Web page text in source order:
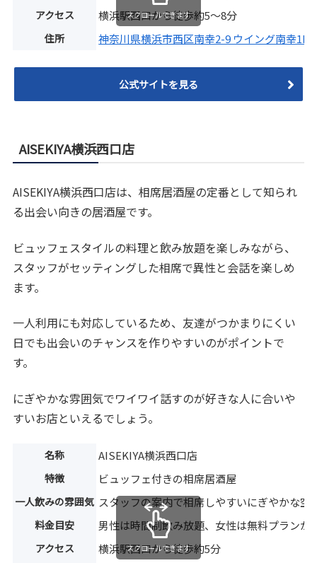
アクセス 横浜駅西口から徒歩約5〜8分
住所 神奈川県横浜市西区南幸2-9 ウイング南幸1F
スクロールできます
公式サイトを見る
AISEKIYA横浜西口店
AISEKIYA横浜西口店は、相席居酒屋の定番として知られ
る出会い向きの居酒屋です。
ビュッフェスタイルの料理と飲み放題を楽しみながら、
スタッフがセッティングした相席で異性と会話を楽しめ
ます。
一人利用にも対応しているため、友達がつかまりにくい
日でも出会いのチャンスを作りやすいのがポイントで
す。
にぎやかな雰囲気でワイワイ話すのが好きな人に合いや
すいお店といえるでしょう。
名称 AISEKIYA横浜西口店
特徴 ビュッフェ付きの相席居酒屋
一人飲みの雰囲気 スタッフの案内で相席しやすいにぎやかな空
料金目安 男性は時間制飲み放題、女性は無料プランが
アクセス 横浜駅西口から徒歩約5分
スクロールできます